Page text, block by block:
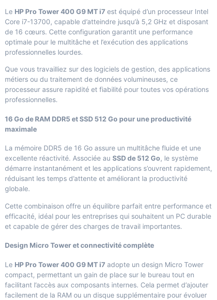
Le HP Pro Tower 400 G9 MT i7 est équipé d’un processeur Intel
Core i7-13700, capable d’atteindre jusqu’à 5,2 GHz et disposant
de 16 cœurs. Cette configuration garantit une performance
optimale pour le multitâche et l’exécution des applications
professionnelles lourdes.
Que vous travailliez sur des logiciels de gestion, des applications
métiers ou du traitement de données volumineuses, ce
processeur assure rapidité et fiabilité pour toutes vos opérations
professionnelles.
16 Go de RAM DDR5 et SSD 512 Go pour une productivité
maximale
La mémoire DDR5 de 16 Go assure un multitâche fluide et une
excellente réactivité. Associée au SSD de 512 Go, le système
démarre instantanément et les applications s’ouvrent rapidement,
réduisant les temps d’attente et améliorant la productivité
globale.
Cette combinaison offre un équilibre parfait entre performance et
efficacité, idéal pour les entreprises qui souhaitent un PC durable
et capable de gérer des charges de travail importantes.
Design Micro Tower et connectivité complète
Le HP Pro Tower 400 G9 MT i7 adopte un design Micro Tower
compact, permettant un gain de place sur le bureau tout en
facilitant l’accès aux composants internes. Cela permet d’ajouter
facilement de la RAM ou un disque supplémentaire pour évoluer